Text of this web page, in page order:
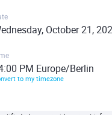
October 21,
PM Europe/Berlin
to my timezone